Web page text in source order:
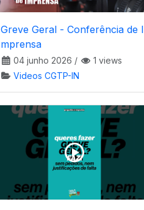
Greve Geral - Conferência de I
mprensa
04 junho 2026 /
1 views
Videos CGTP-IN